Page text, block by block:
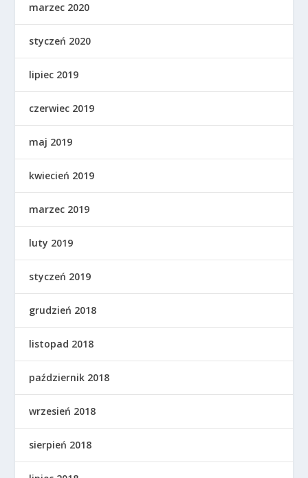
marzec 2020
styczeń 2020
lipiec 2019
czerwiec 2019
maj 2019
kwiecień 2019
marzec 2019
luty 2019
styczeń 2019
grudzień 2018
listopad 2018
październik 2018
wrzesień 2018
sierpień 2018